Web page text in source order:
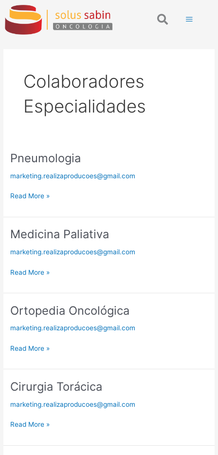
para
conteúdo
Search
Colaboradores
Especialidades
Pneumologia
marketing.realizaproducoes@gmail.com
Pneumologia
Read More »
Medicina Paliativa
marketing.realizaproducoes@gmail.com
Medicina
Read More »
Ortopedia Oncológica
marketing.realizaproducoes@gmail.com
Ortopedia
Oncológica
Read More »
Cirurgia Torácica
marketing.realizaproducoes@gmail.com
Cirurgia
Read More »
Paginação
de
post